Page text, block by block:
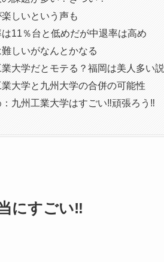
しいという声も
11％台と低めだが中退率は高め
しいがなんとかなる
大学だとモテる？福岡は美人多い説
大学と九州大学の合併の可能性
：九州工業大学はすごい‼頑張ろう‼
にすごい‼